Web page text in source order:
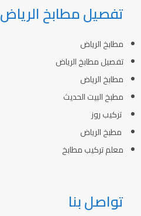
تفصيل مطابخ الرياض 0538144013
مطابخ الرياض
تفصيل مطابخ الرياض
مطابخ الرياض
مطبخ البيت الحديث
تركيب روز
مطبخ الرياض
معلم تركيب مطابخ
تواصل بنا